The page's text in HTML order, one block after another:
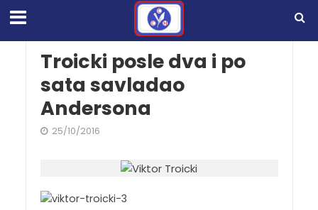
Troicki posle dva i po
sata savladao
Andersona
25/10/2016